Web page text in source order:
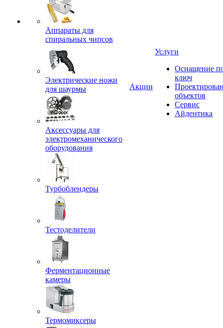
Аппараты для
спиральных чипсов
Электрические ножи
для шаурмы
Аксессуары для
электромеханического
оборудования
Турбоблендеры
Тестоделители
Ферментационные
камеры
Термомиксеры
Акции
Услуги
Оснащение
ключ
объектов
Сервис
Айдентика